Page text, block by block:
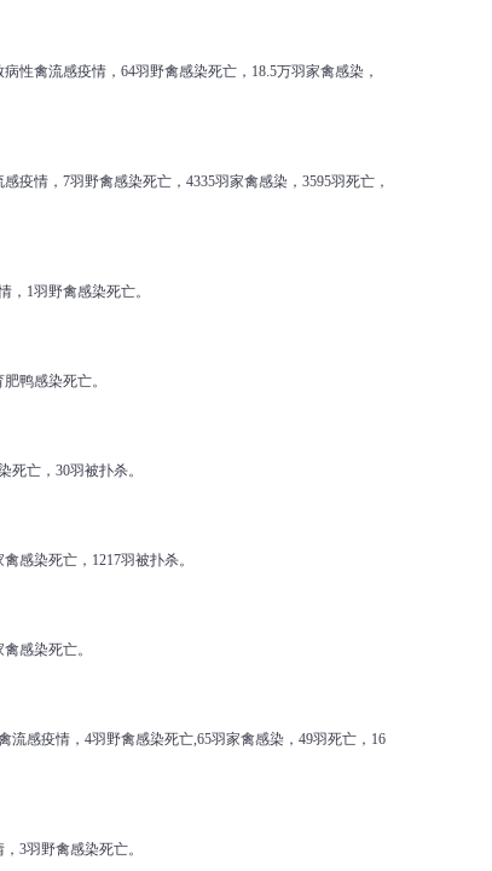
性禽流感疫情，64羽野禽感染死亡，18.5万羽家禽感染，
疫情，7羽野禽感染死亡，4335羽家禽感染，3595羽死亡，
1羽野禽感染死亡。
鸭感染死亡。
亡，30羽被扑杀。
感染死亡，1217羽被扑杀。
感染死亡。
感疫情，4羽野禽感染死亡,65羽家禽感染，49羽死亡，16
3羽野禽感染死亡。